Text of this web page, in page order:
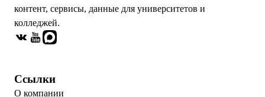
контент, сервисы, данные для университетов и
колледжей.
Ссылки
О компании